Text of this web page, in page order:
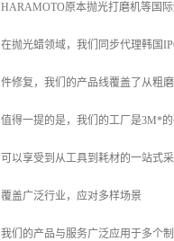
HARAMOTO原本抛光打磨机等国
在抛光蜡领域，我们同步代理韩国
件修复，我们的产品线覆盖了从粗
值得一提的是，我们的工厂是3M*
可以享受到从工具到耗材的一站式
覆盖广泛行业，应对多样场景
我们的产品与服务广泛应用于多个